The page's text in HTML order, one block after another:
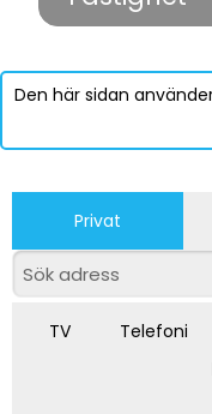
Den här sidan
Privat
TV Telefoni